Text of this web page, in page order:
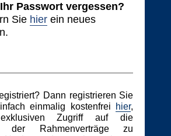
Passwort vergessen?
Sie hierein neues
Dann registrieren Sie
einmalig kostenfrei
hier,
Zugriff auf die
der Rahmenverträge zu